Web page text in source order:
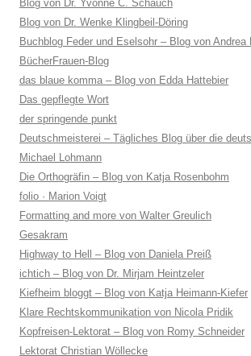
Blog von Dr. Yvonne C. Schauch
Blog von Dr. Wenke Klingbeil-Döring
Buchblog Feder und Eselsohr – Blog von Andrea
BücherFrauen-Blog
das blaue komma – Blog von Edda Hattebier
Das gepflegte Wort
der springende punkt
Deutschmeisterei – Tägliches Blog über die
Michael Lohmann
Die Orthogräfin – Blog von Katja Rosenbohm
folio · Marion Voigt
Formatting and more von Walter Greulich
Gesakram
Highway to Hell – Blog von Daniela Preiß
ichtich – Blog von Dr. Mirjam Heintzeler
Kiefheim bloggt – Blog von Katja Heimann-Kiefer
Klare Rechtskommunikation von Nicola Pridik
Kopfreisen-Lektorat – Blog von Romy Schneider
Lektorat Christian Wöllecke